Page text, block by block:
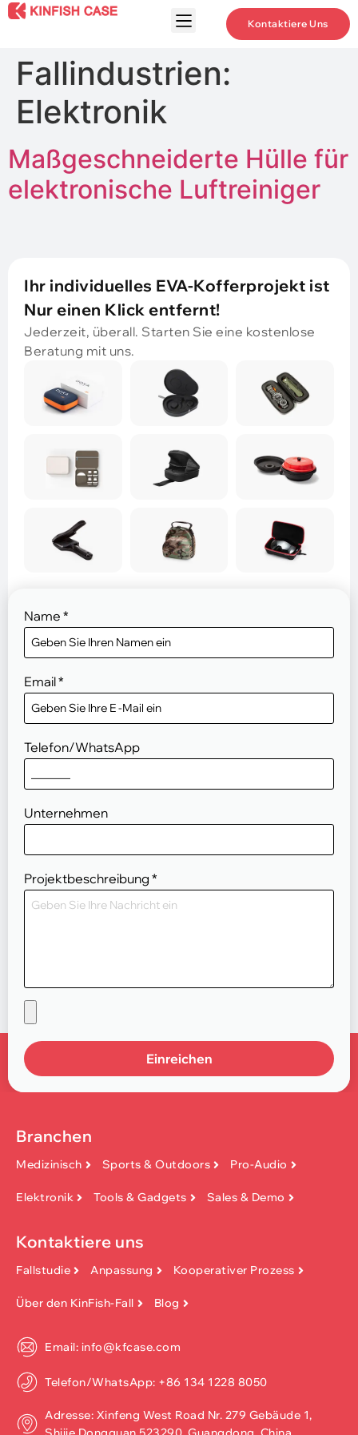
Kontaktiere Uns
Fallindustrien:
Elektronik
Maßgeschneiderte Hülle für
elektronische Luftreiniger
Name *
Email*
Telefon/WhatsApp
Unternehmen
Projektbeschreibung *
Einreichen
Ihr individuelles EVA-Kofferprojekt ist
Nur einen Klick entfernt!
Jederzeit, überall. Starten Sie eine kostenlose
Beratung mit uns.
Branchen
Medizinisch Sports & Outdoors Pro-Audio
Elektronik Tools & Gadgets Sales & Demo
Kontaktiere uns
Fallstudie Anpassung Kooperativer Prozess
Über den KinFish-Fall Blog
Email: info@kfcase.com
Telefon/WhatsApp: +86 134 1228 8050
Adresse: Xinfeng West Road Nr. 279 Gebäude 1,